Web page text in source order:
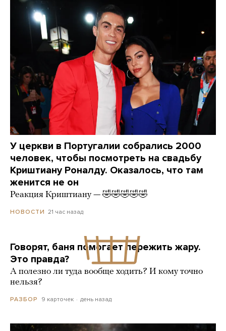
У церкви в Португалии собрались 2000
человек, чтобы посмотреть на свадьбу
Криштиану Роналду. Оказалось, что там
женится не он
Реакция Криштиану — 🤣🤣🤣🤣🤣
НОВОСТИ 21 час назад
Говорят, баня помогает пережить жару.
Это правда?
А полезно ли туда вообще ходить? И кому точно
нельзя?
РАЗБОР 9 карточек день назад